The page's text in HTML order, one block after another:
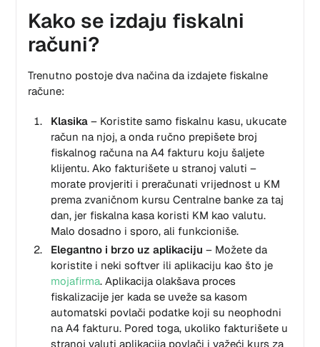
Kako se izdaju fiskalni
računi?
Trenutno postoje dva načina da izdajete fiskalne
račune:
Klasika– Koristite samo fiskalnu kasu, ukucate
račun na njoj, a onda ručno prepišete broj
fiskalnog računa na A4 fakturu koju šaljete
klijentu. Ako fakturišete u stranoj valuti –
morate provjeriti i preračunati vrijednost u KM
prema zvaničnom kursu Centralne banke za taj
dan, jer fiskalna kasa koristi KM kao valutu.
Malo dosadno i sporo, ali funkcioniše.
Elegantno i brzo uz aplikaciju – Možete da
koristite i neki softver ili aplikaciju kao što je
mojafirma. Aplikacija olakšava proces
fiskalizacije jer kada se uveže sa kasom
automatski povlači podatke koji su neophodni
na A4 fakturu. Pored toga, ukoliko fakturišete u
stranoj valuti aplikacija povlači i važeći kurs za